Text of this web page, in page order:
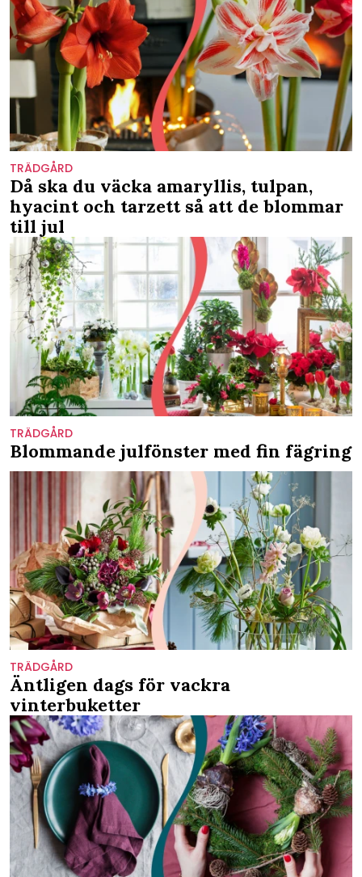
TRÄDGÅRD
Då ska du väcka amaryllis, tulpan,
hyacint och tarzett så att de blommar
till jul
TRÄDGÅRD
Blommande julfönster med fin fägring
TRÄDGÅRD
Äntligen dags för vackra
vinterbuketter